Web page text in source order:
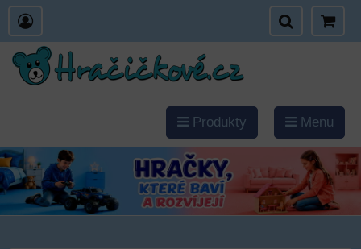
Produkty Menu